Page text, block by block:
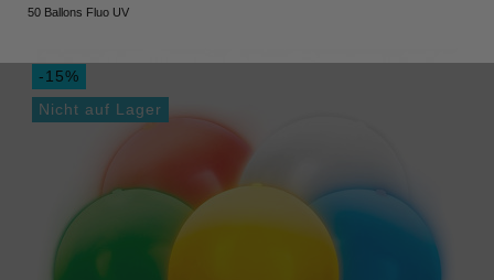
50 Ballons Fluo UV
-15%
Nicht auf Lager